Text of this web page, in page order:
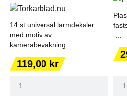
14 st universal larmdekaler
med motiv av
kamerabevakning...
Pris
119,00 kr
-...